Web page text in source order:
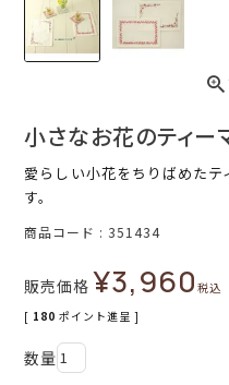
小さなお花のティー
愛らしい小花をちりばめた
す。
商品コード 351434
販売価格 ¥3,960税込
[ 180 ポイント進呈 ]